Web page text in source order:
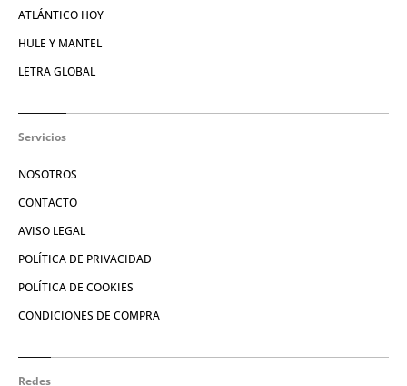
ATLÁNTICO HOY
HULE Y MANTEL
LETRA GLOBAL
Servicios
NOSOTROS
CONTACTO
AVISO LEGAL
POLÍTICA DE PRIVACIDAD
POLÍTICA DE COOKIES
CONDICIONES DE COMPRA
Redes